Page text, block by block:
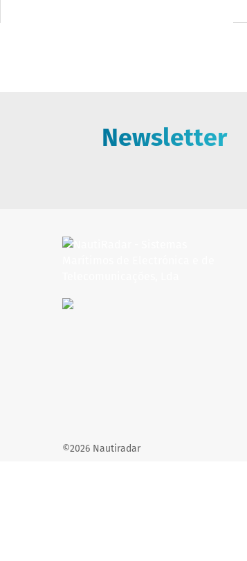
Newsletter
©2026 Nautiradar